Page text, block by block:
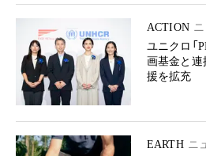
ACTION
ユニクロ「
画基金と
援を拡充
EARTH ニ